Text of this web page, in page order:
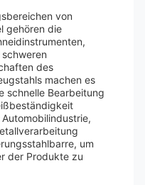
von
gehören die
des
machen es
schnelle Bearbeitung
um
der Produkte zu